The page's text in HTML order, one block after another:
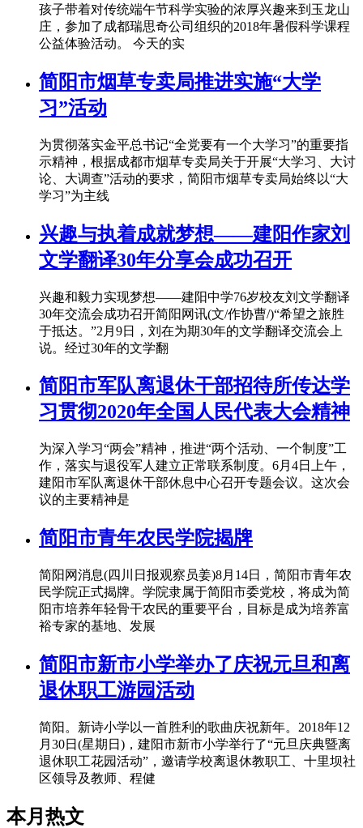
孩子带着对传统端午节科学实验的浓厚兴趣来到玉龙山
庄，参加了成都瑞思奇公司组织的2018年暑假科学课程
公益体验活动。 今天的实
简阳市烟草专卖局推进实施“大学
习”活动
为贯彻落实金平总书记“全党要有一个大学习”的重要指
示精神，根据成都市烟草专卖局关于开展“大学习、大讨
论、大调查”活动的要求，简阳市烟草专卖局始终以“大
学习”为主线
兴趣与执着成就梦想——建阳作家刘
文学翻译30年分享会成功召开
兴趣和毅力实现梦想——建阳中学76岁校友刘文学翻译
30年交流会成功召开简阳网讯(文/作协曹/)“希望之旅胜
于抵达。”2月9日，刘在为期30年的文学翻译交流会上
说。经过30年的文学翻
简阳市军队离退休干部招待所传达学
习贯彻2020年全国人民代表大会精神
为深入学习“两会”精神，推进“两个活动、一个制度”工
作，落实与退役军人建立正常联系制度。6月4日上午，
建阳市军队离退休干部休息中心召开专题会议。这次会
议的主要精神是
简阳市青年农民学院揭牌
简阳网消息(四川日报观察员姜)8月14日，简阳市青年农
民学院正式揭牌。学院隶属于简阳市委党校，将成为简
阳市培养年轻骨干农民的重要平台，目标是成为培养富
裕专家的基地、发展
简阳市新市小学举办了庆祝元旦和离
退休职工游园活动
简阳。新诗小学以一首胜利的歌曲庆祝新年。2018年12
月30日(星期日)，建阳市新市小学举行了“元旦庆典暨离
退休职工花园活动”，邀请学校离退休教职工、十里坝社
区领导及教师、程健
本月热文